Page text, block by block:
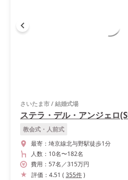
さいたま市/結婚式場
ステラ・デル・アンジェ
教会式・人前式
最寄： 埼京線北与野駅徒歩1分
人数： 10名〜182名
費用： 57名 ／315万円
評価： 4.51 ( 355件)